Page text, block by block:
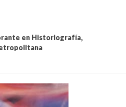
en Historiografía,